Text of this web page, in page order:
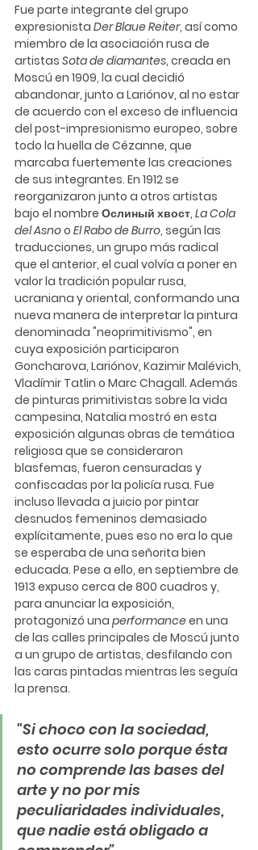
Fue parte integrante del grupo
expresionista Der Blaue Reiter, así como
miembro de la asociación rusa de
artistas Sota de diamantes, creada en
Moscú en 1909, la cual decidió
abandonar, junto a Lariónov, al no estar
de acuerdo con el exceso de influencia
del post-impresionismo europeo, sobre
todo la huella de Cézanne, que
marcaba fuertemente las creaciones
de sus integrantes. En 1912 se
reorganizaron junto a otros artistas
bajo el nombre Ослиный хвост, La Cola
del Asno o El Rabo de Burro, según las
traducciones, un grupo más radical
que el anterior, el cual volvía a poner en
valor la tradición popular rusa,
ucraniana y oriental, conformando una
nueva manera de interpretar la pintura
denominada "neoprimitivismo", en
cuya exposición participaron
Goncharova, Lariónov, Kazimir Malévich,
Vladímir Tatlin o Marc Chagall. Además
de pinturas primitivistas sobre la vida
campesina, Natalia mostró en esta
exposición algunas obras de temática
religiosa que se consideraron
blasfemas, fueron censuradas y
confiscadas por la policía rusa. Fue
incluso llevada a juicio por pintar
desnudos femeninos demasiado
explícitamente, pues eso no era lo que
se esperaba de una señorita bien
educada. Pese a ello, en septiembre de
1913 expuso cerca de 800 cuadros y,
para anunciar la exposición,
protagonizó una performance en una
de las calles principales de Moscú junto
a un grupo de artistas, desfilando con
las caras pintadas mientras les seguía
la prensa.
"Si choco con la sociedad,
esto ocurre solo porque ésta
no comprende las bases del
arte y no por mis
peculiaridades individuales,
que nadie está obligado a